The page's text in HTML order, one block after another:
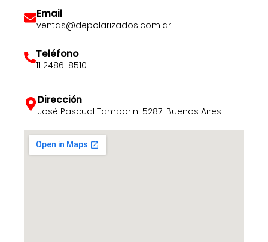
Email
ventas@depolarizados.com.ar
Teléfono
11 2486-8510
Dirección
José Pascual Tamborini 5287, Buenos Aires